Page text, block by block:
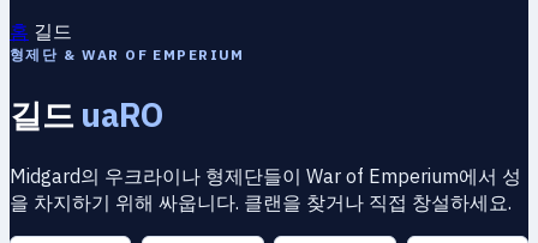
홈 길드
형제단 & WAR OF EMPERIUM
길드 uaRO
Midgard의 우크라이나 형제단들이 War of Emperium에서 성
을 차지하기 위해 싸웁니다. 클랜을 찾거나 직접 창설하세요.